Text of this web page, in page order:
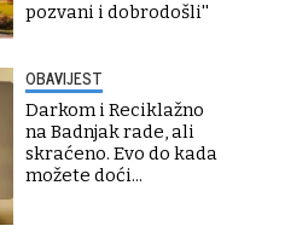
pozvani i dobrodošli''
OBAVIJEST
Darkom i Reciklažno
na Badnjak rade, ali
skraćeno. Evo do kada
možete doći...